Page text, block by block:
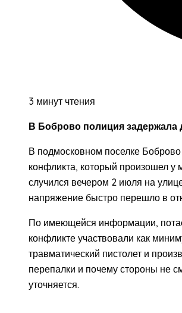
3 минут чтения
В Боброво полиция задержала
В подмосковном поселке
конфликта, который произошел у
случился вечером 2 июля на
напряжение быстро перешло в
По имеющейся информации,
конфликте участвовали как
травматический пистолет и
перепалки и почему стороны не
уточняется.